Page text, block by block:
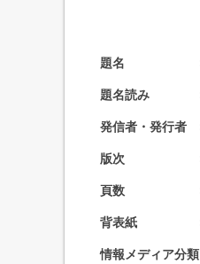
題名
題名読み
発信者・発行者
版次
頁数
背表紙
情報メディア分類